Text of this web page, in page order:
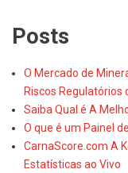
Posts
O Mercado de
Riscos Regulatórios
Saiba Qual é A
O que é um Painel
CarnaScore.com A
Estatísticas ao Vivo